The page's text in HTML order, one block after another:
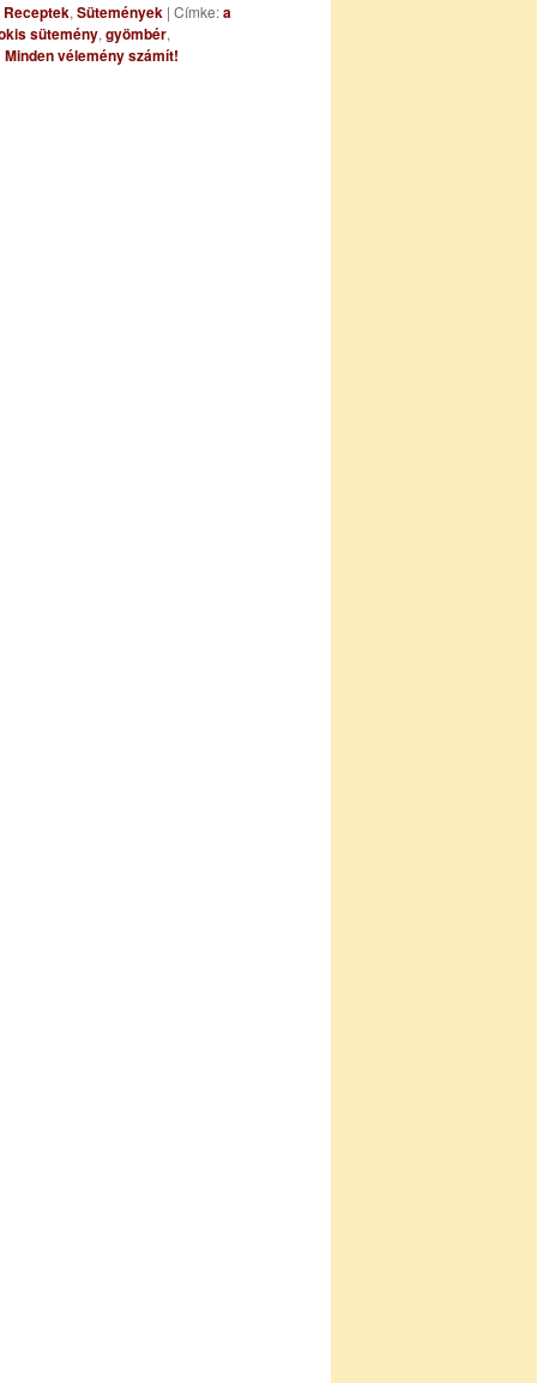
Receptek, Sütemények | Címke:a
sütemény, gyömbér,
Minden vélemény számít!